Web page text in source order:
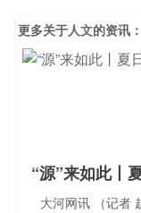
更多关于人文的资讯：
“源”来如此丨
大河网讯 （记者